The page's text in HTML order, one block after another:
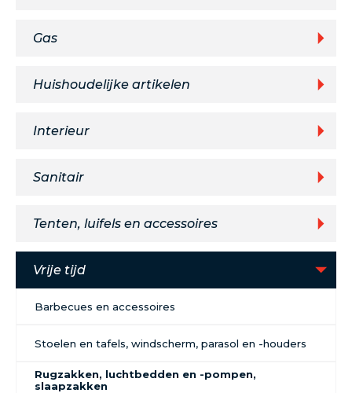
Gas
Huishoudelijke artikelen
Interieur
Sanitair
Tenten, luifels en accessoires
Vrije tijd
Barbecues en accessoires
Stoelen en tafels, windscherm, parasol en -houders
Rugzakken, luchtbedden en -pompen,
slaapzakken